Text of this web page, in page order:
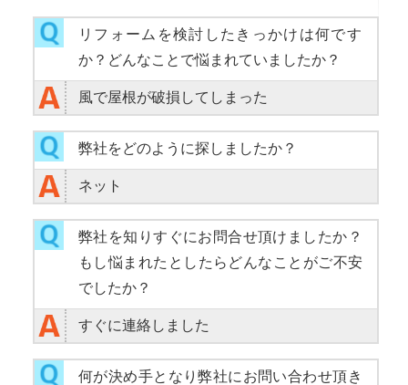
リフォームを検討したきっかけは何です
か？どんなことで悩まれていましたか？
風で屋根が破損してしまった
弊社をどのように探しましたか？
ネット
弊社を知りすぐにお問合せ頂けましたか？
もし悩まれたとしたらどんなことがご不安
でしたか？
すぐに連絡しました
何が決め手となり弊社にお問い合わせ頂き